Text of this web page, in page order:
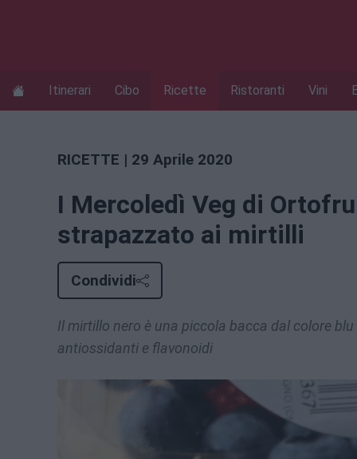
Itinerari Cibo Ricette Ristoranti Vini
RICETTE | 29 Aprile 2020
I Mercoledì Veg di
strapazzato ai mirtilli
Condividi
Il mirtillo nero è una piccola bacca dal colore
antiossidanti e flavonoidi